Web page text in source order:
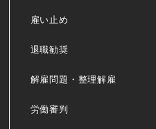
雇い止め
退職勧奨
解雇問題・整理解雇
労働審判